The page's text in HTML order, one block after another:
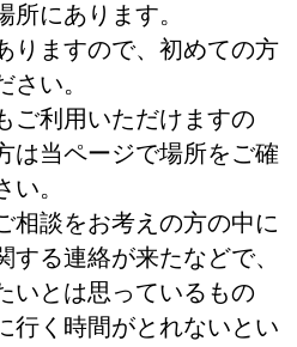
所にあります。
りますので、初めての方
さい。
ご利用いただけますの
は当ページで場所をご確
。
相談をお考えの方の中に
する連絡が来たなどで、
いとは思っているもの
行く時間がとれないとい